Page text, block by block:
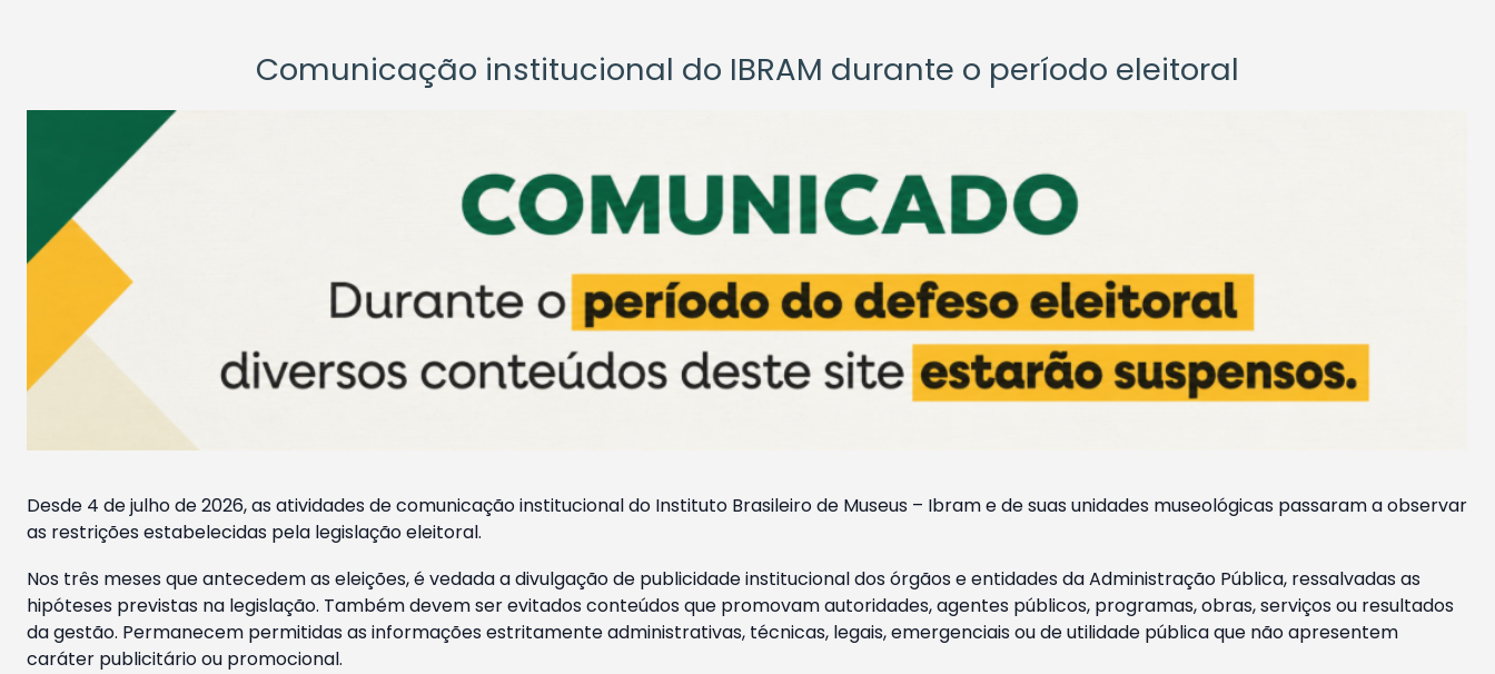
Comunicação institucional do IBRAM durante o período eleitoral
Desde 4 de julho de 2026, as atividades de comunicação institucional do Instituto Brasileiro de Museus – Ibram e de suas unidades museológicas passaram a observar
as restrições estabelecidas pela legislação eleitoral.
Nos três meses que antecedem as eleições, é vedada a divulgação de publicidade institucional dos órgãos e entidades da Administração Pública, ressalvadas as
hipóteses previstas na legislação. Também devem ser evitados conteúdos que promovam autoridades, agentes públicos, programas, obras, serviços ou resultados
da gestão. Permanecem permitidas as informações estritamente administrativas, técnicas, legais, emergenciais ou de utilidade pública que não apresentem
caráter publicitário ou promocional.